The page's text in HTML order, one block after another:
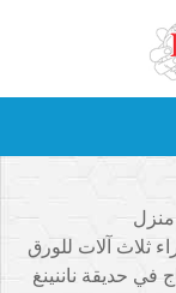
منزل
آلات للورق
في حديقة ناننينغ